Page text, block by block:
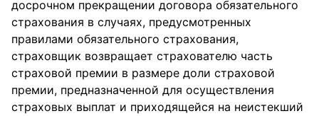
досрочном прекращении договора обязательного
страхования в случаях, предусмотренных
правилами обязательного страхования,
страховщик возвращает страхователю часть
страховой премии в размере доли страховой
премии, предназначенной для осуществления
страховых выплат и приходящейся на неистекший